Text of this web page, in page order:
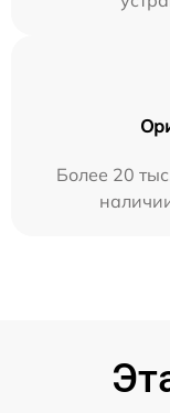
Более 20